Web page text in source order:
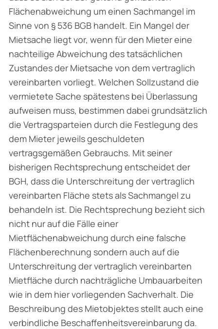
Flächenabweichung um einen Sachmangel im
Sinne von § 536 BGB handelt. Ein Mangel der
Mietsache liegt vor, wenn für den Mieter eine
nachteilige Abweichung des tatsächlichen
Zustandes der Mietsache von dem vertraglich
ver­einbarten vorliegt. Welchen Sollzustand die
vermietete Sache spätestens bei Überlassung
aufweisen muss, bestimmen dabei grundsätzlich
die Vertragsparteien durch die Festlegung des
dem Mieter jeweils geschuldeten
vertragsgemäßen Gebrauchs. Mit seiner
bisherigen Rechtsprechung entscheidet der
BGH, dass die Unterschreitung der vertraglich
vereinbarten Fläche stets als Sachmangel zu
behandeln ist. Die Rechtsprechung bezieht sich
nicht nur auf die Fälle einer
Mietflächenabweichung durch eine falsche
Flächenberechnung sondern auch auf die
Unterschreitung der vertraglich vereinbarten
Mietfläche durch nachträgliche Umbauar­beiten
wie in dem hier vorliegenden Sachverhalt. Die
Beschreibung des Mietobjektes stellt auch eine
verbindliche Beschaffenheitsvereinbarung da.